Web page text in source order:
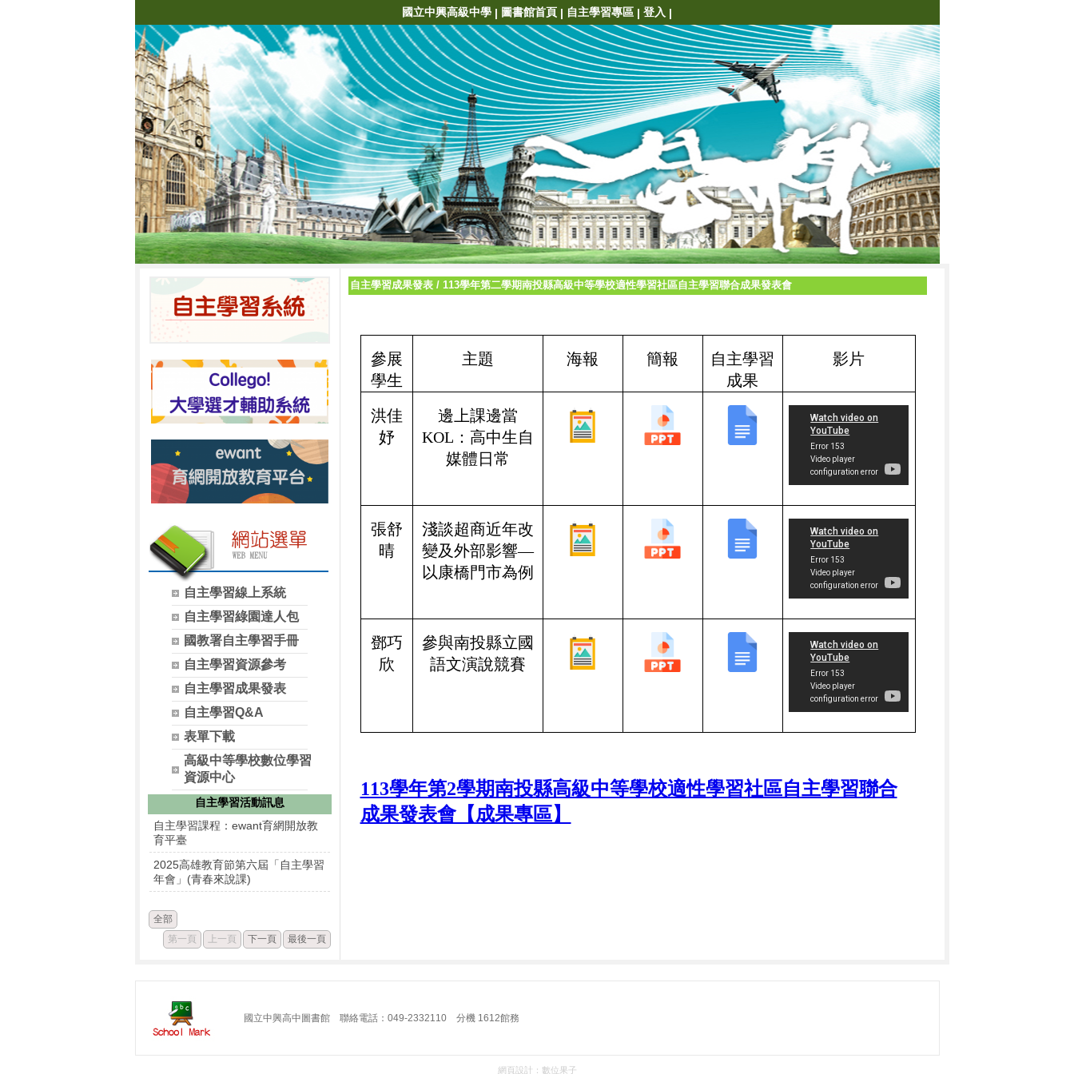
國立中興高級中學 | 圖書館首頁 | 自主學習專區 | 登入 |
自主學習線上系統
自主學習綠園達人包
國教署自主學習手冊
自主學習資源參考
自主學習成果發表
自主學習Q&A
表單下載
高級中等學校數位學習
資源中心
自主學習活動訊息
自主學習課程：ewant育網開放教
育平臺
2025高雄教育節第六屆「自主學習
年會」(青春來說課)
全部
第一頁
上一頁 下一頁 最後一頁
自主學習成果發表/ 113學年第二學期南投縣高級中等學校適性學習社區自主學習聯合成果發表會
參展
學生
主題 海報 簡報
自主學習
成果
影片
洪佳
妤
邊上課邊當
KOL ：高中生自
媒體日常
張舒
晴
淺談超商近年改
變及外部影響—
以康橋門市為例
鄧巧
欣
參與南投縣立國
語文演說競賽
113學年第2學期南投縣高級中等學校適性學習社區自主學習聯合
成果發表會【成果專區】
國立中興高中圖書館 聯絡電話：049-2332110 分機 1612館務
網頁設計： 數位果子